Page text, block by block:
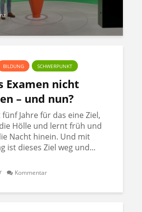
BILDUNG SCHWERPUNKT
Examen nicht
– und nun?
Jahre für das eine Ziel,
Hölle und lernt früh und
Nacht hinein. Und mit
ist dieses Ziel weg und...
Kommentar